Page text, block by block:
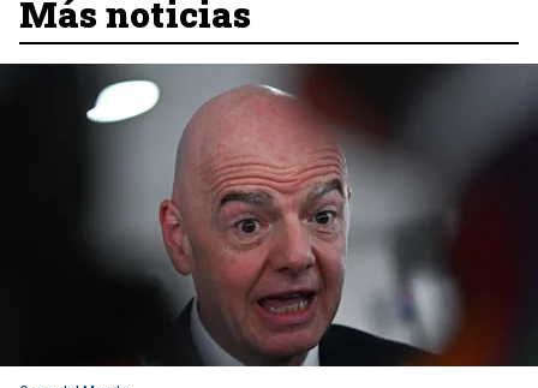
Más noticias